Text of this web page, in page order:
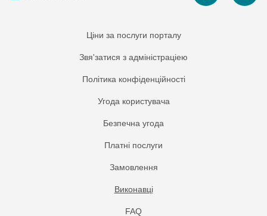
Ціни за послуги порталу
Звя'затися з адміністраціею
Політика конфіденційності
Угода користувача
Безпечна угода
Платнi послуги
Замовлення
Виконавці
FAQ